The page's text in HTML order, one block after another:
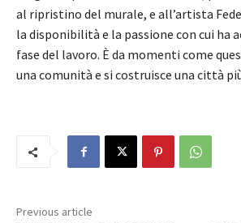
al ripristino del murale, e all’artista
la disponibilità e la passione con cui ha
fase del lavoro. È da momenti come
una comunità e si costruisce una città
Previous article